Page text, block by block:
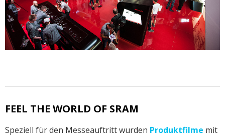
FEEL THE WORLD OF SRAM
Speziell für den Messeauftritt wurden Produktfilme mit